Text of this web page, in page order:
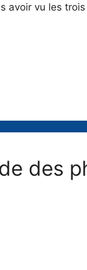
avoir vu les
des